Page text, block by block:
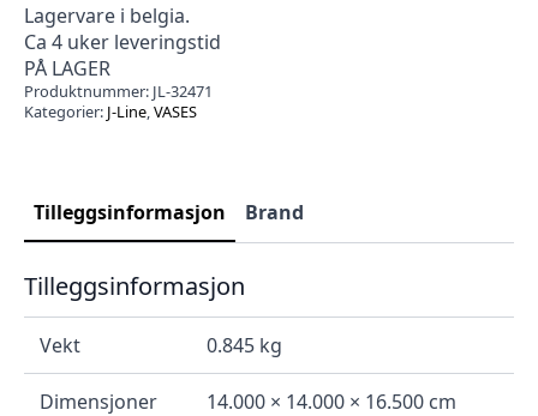
Lagervare i belgia.
Ca 4 uker leveringstid
PÅ LAGER
Produktnummer: JL-32471
Kategorier: J-Line,VASES
Tilleggsinformasjon Brand
Tilleggsinformasjon
Vekt 0.845 kg
Dimensjoner 14.000 × 14.000 × 16.500 cm